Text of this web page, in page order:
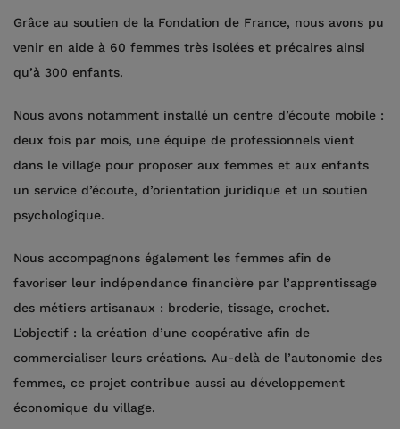
Grâce au soutien de la Fondation de France, nous avons pu
venir en aide à 60 femmes très isolées et précaires ainsi
qu’à 300 enfants.
Nous avons notamment installé un centre d’écoute mobile :
deux fois par mois, une équipe de professionnels vient
dans le village pour proposer aux femmes et aux enfants
un service d’écoute, d’orientation juridique et un soutien
psychologique.
Nous accompagnons également les femmes afin de
favoriser leur indépendance financière par l’apprentissage
des métiers artisanaux : broderie, tissage, crochet.
L’objectif : la création d’une coopérative afin de
commercialiser leurs créations. Au-delà de l’autonomie des
femmes, ce projet contribue aussi au développement
économique du village.